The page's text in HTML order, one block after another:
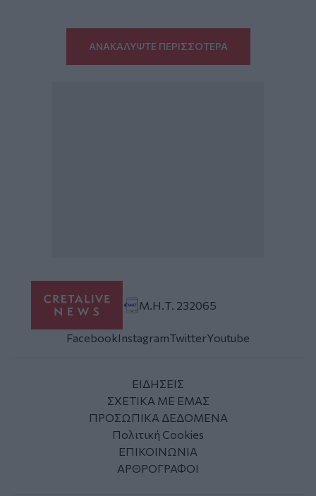
ΑΝΑΚΑΛΥΨΤΕ ΠΕΡΙΣΣΟΤΕΡΑ
Μ.Η.Τ. 232065
FacebookInstagramTwitterYoutube
ΕΙΔΗΣΕΙΣ
ΣΧΕΤΙΚΑ ΜΕ ΕΜΑΣ
ΠΡΟΣΩΠΙΚΑ ΔΕΔΟΜΕΝΑ
Πολιτική Cookies
ΕΠΙΚΟΙΝΩΝΙΑ
ΑΡΘΡΟΓΡΑΦΟΙ